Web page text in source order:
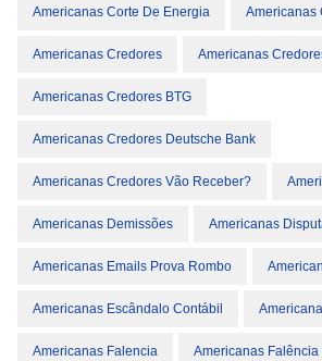
Americanas Corte De Energia Americanas
Americanas Credores Americanas
Americanas Credores BTG
Americanas Credores Deutsche Bank
Americanas Credores Vão Receber?
Americanas Demissões Americanas
Americanas Emails Prova Rombo
Americanas Escândalo Contábil
Americanas Falencia Americanas Falência